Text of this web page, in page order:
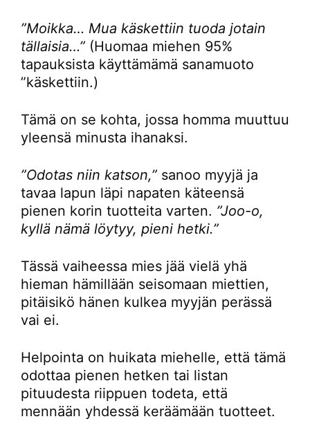
”Moikka… Mua käskettiin tuoda jotain
tällaisia…” (Huomaa miehen 95%
tapauksista käyttämämä sanamuoto
”käskettiin.)
Tämä on se kohta, jossa homma muuttuu
yleensä minusta ihanaksi.
”Odotas niin katson,” sanoo myyjä ja
tavaa lapun läpi napaten käteensä
pienen korin tuotteita varten. ”Joo-o,
kyllä nämä löytyy, pieni hetki.”
Tässä vaiheessa mies jää vielä yhä
hieman hämillään seisomaan miettien,
pitäisikö hänen kulkea myyjän perässä
vai ei.
Helpointa on huikata miehelle, että tämä
odottaa pienen hetken tai listan
pituudesta riippuen todeta, että
mennään yhdessä keräämään tuotteet.